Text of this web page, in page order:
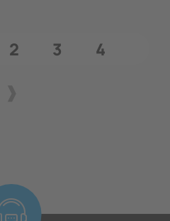
2 3 4